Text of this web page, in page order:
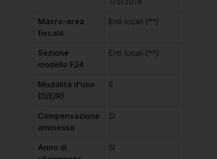
Macro-area
fiscale
Enti locali (**)
Sezione
modello F24
Enti locali (**)
Modalità d’uso
(D/E/R)
E
Compensazione
ammessa
SI
Anno di
SI